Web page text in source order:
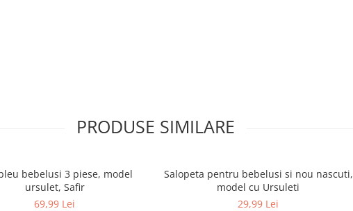
PRODUSE SIMILARE
bebelusi 3 piese, model
ursulet, Safir
69,99 Lei
Salopeta pentru bebelusi si nou nascuti,
model cu Ursuleti
29,99 Lei